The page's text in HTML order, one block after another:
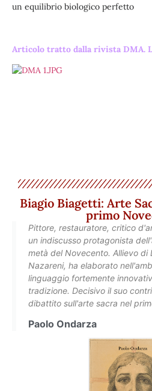
un equilibrio biologico perfetto
Articolo tratto dalla rivista DMA.
Biagio Biagetti: Arte
primo
Pittore, restauratore, critico
un indiscusso protagonista
metà del Novecento. Allievo di
Nazareni, ha elaborato
linguaggio fortemente
tradizione. Decisivo il suo
dibattito sull'arte sacra nel
Paolo Ondarza